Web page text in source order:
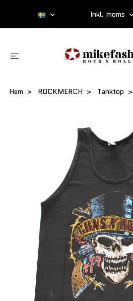
Inkl. moms
Hem ROCKMERCH Tanktop